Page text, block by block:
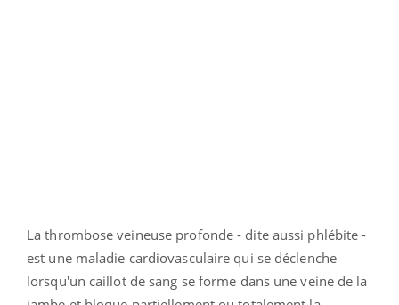
La thrombose veineuse profonde - dite aussi phlébite -
est une maladie cardiovasculaire qui se déclenche
lorsqu'un caillot de sang se forme dans une veine de la